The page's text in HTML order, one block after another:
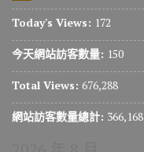
Today's Views: 172
今天網站訪客數量: 150
Total Views: 676,288
網站訪客數量總計: 366,168